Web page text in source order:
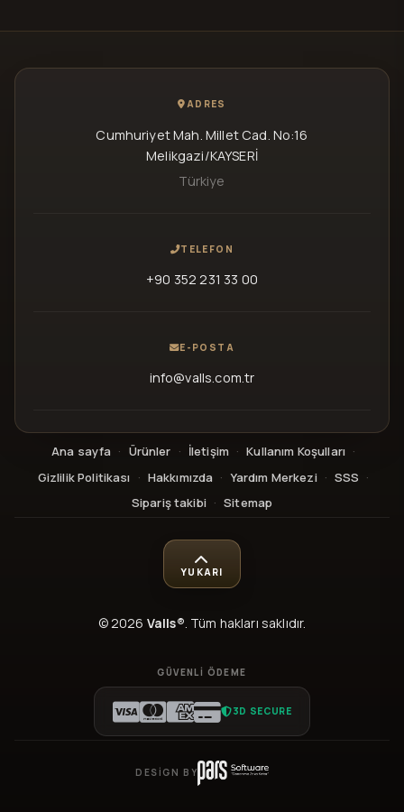
ADRES
Cumhuriyet Mah. Millet Cad. No:16
Melikgazi/KAYSERİ
Türkiye
TELEFON
+90 352 231 33 00
E-POSTA
info@valls.com.tr
Ana sayfa · Ürünler · İletişim · Kullanım Koşulları ·
Gizlilik Politikası
· Hakkımızda · Yardım Merkezi · SSS ·
Sipariş takibi · Sitemap
© 2026 Valls®. Tüm hakları saklıdır.
YUKARI
GÜVENLI ÖDEME
3D SECURE
DESIGN BY